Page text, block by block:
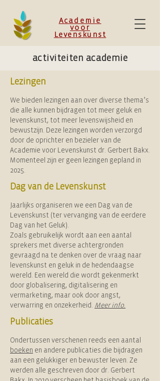
Academie
voor
Levenskunst
activiteiten academie
Lezingen
We bieden lezingen aan over diverse thema’s
die alle kunnen bijdragen tot meer geluk en
levenskunst, tot meer levenswijsheid en
bewustzijn. Deze lezingen worden verzorgd
door de oprichter en bezieler van de
Academie voor Levenskunst dr. Gerbert Bakx.
Momenteel zijn er geen lezingen gepland in
2025.
Dag van de Levenskunst
Jaarlijks organiseren we een Dag van de
Levenskunst (ter vervanging van de eerdere
Dag van het Geluk).
Zoals gebruikelijk wordt aan een aantal
sprekers met diverse achtergronden
gevraagd na te denken over de vraag naar
levenskunst en geluk in de hedendaagse
wereld. Een wereld die wordt gekenmerkt
door globalisering, digitalisering en
vermarketing, maar ook door angst,
verwarring en onzekerheid. Meer info.
Publicaties
Ondertussen verschenen reeds een aantal
boeken en andere publicaties die bijdragen
aan een gelukkiger en bewuster leven. Ze
werden alle geschreven door dr. Gerbert